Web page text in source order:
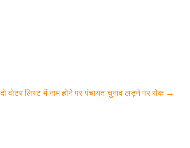
वोटर लिस्ट में नाम होने पर पंचायत चुनाव लड़ने पर रोक →